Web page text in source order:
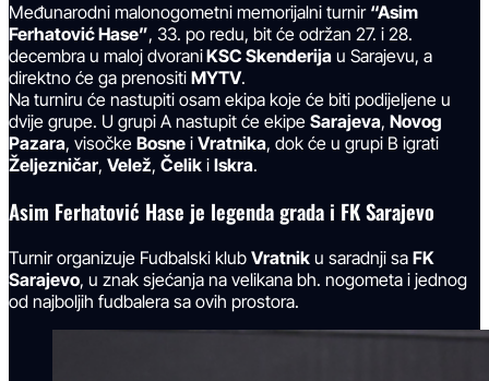
Međunarodni malonogometni memorijalni turnir “Asim
Ferhatović Hase”, 33. po redu, bit će održan 27. i 28.
decembra u maloj dvoraniKSC Skenderija u Sarajevu, a
direktno će ga prenositi MYTV.
Na turniru će nastupiti osam ekipa koje će biti podijeljene u
dvije grupe. U grupi A nastupit će ekipe Sarajeva, Novog
Pazara, visočke Bosne i Vratnika, dok će u grupi B igrati
Željezničar, Velež, Čelik i Iskra.
Asim Ferhatović Hase je legenda grada i FK Sarajevo
Turnir organizuje Fudbalski klub Vratnik u saradnji sa FK
Sarajevo, u znak sjećanja na velikana bh. nogometa i jednog
od najboljih fudbalera sa ovih prostora.